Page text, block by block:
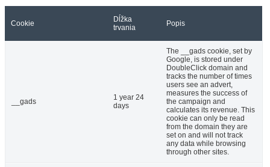
Cookie
Dĺžka
trvania
Popis
__gads
1 year 24
days
The __gads cookie, set by
Google, is stored under
DoubleClick domain and
tracks the number of times
users see an advert,
measures the success of
the campaign and
calculates its revenue. This
cookie can only be read
from the domain they are
set on and will not track
any data while browsing
through other sites.